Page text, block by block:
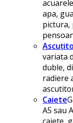
apa,
pictura,
variata
duble,
radiere
Caiete
A5 sau